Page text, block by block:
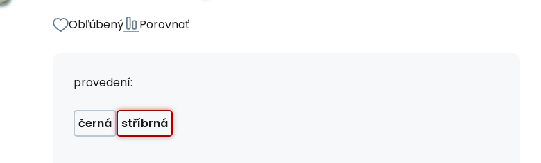
Obľúbený Porovnať
provedení:
černá stříbrná